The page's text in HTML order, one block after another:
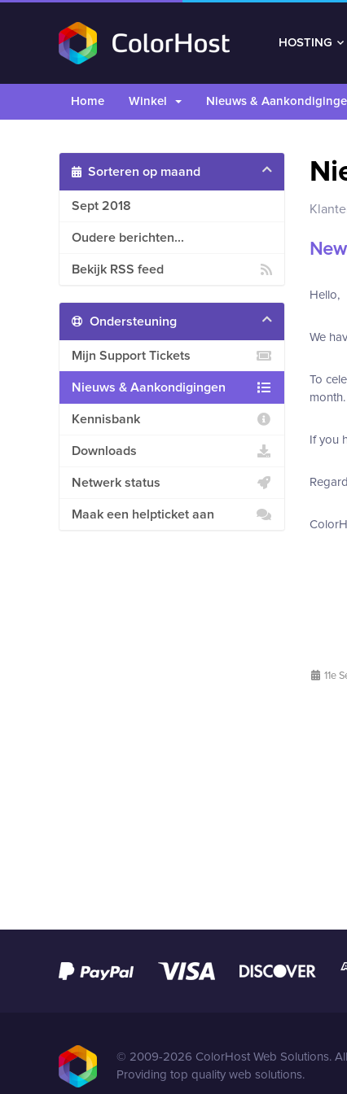
HOSTING
Home Winkel Nieuws &
Sorteren op maand
Sept 2018
Oudere berichten...
Bekijk RSS feed
Hello,
We
To
month.
If you
11e
Ondersteuning
Mijn Support Tickets
Nieuws & Aankondigingen
Kennisbank
Downloads
Netwerk status
Maak een helpticket aan
© 2009-2026 ColorHost Web Solutions.
Providing top quality web solutions.